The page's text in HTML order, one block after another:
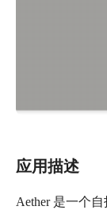
应用描述
Aether 是一个